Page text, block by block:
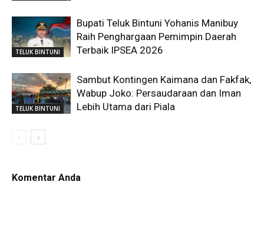
TELUK BINTUNI
Bupati Teluk Bintuni Yohanis Manibuy
Raih Penghargaan Pemimpin Daerah
Terbaik IPSEA 2026
TELUK BINTUNI
Sambut Kontingen Kaimana dan Fakfak,
Wabup Joko: Persaudaraan dan Iman
Lebih Utama dari Piala
Komentar Anda